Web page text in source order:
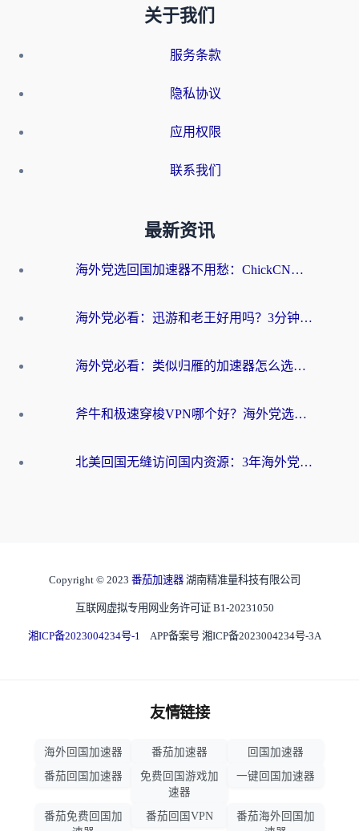
关于我们
服务条款
隐私协议
应用权限
联系我们
最新资讯
海外党选回国加速器不用愁：ChickCN和洞见哪个好？一篇搞定所有疑问
海外党必看：迅游和老王好用吗？3分钟选对加速国内网络的加速器
海外党必看：类似归雁的加速器怎么选？一篇搞定无缝访问国内资源
斧牛和极速穿梭VPN哪个好？海外党选回国加速器必看的真实对比与避坑指南
北美回国无缝访问国内资源：3年海外党亲测的加速器选择指南
Copyright © 2023 番茄加速器 湖南精准量科技有限公司
互联网虚拟专用网业务许可证 B1-20231050
湘ICP备2023004234号-1 APP备案号 湘ICP备2023004234号-3A
友情链接
海外回国加速器 番茄加速器
回国加速器
番茄回国加速器
免费回国游戏加
速器
一键回国加速器
番茄免费回国加
番茄回国VPN
番茄海外回国加